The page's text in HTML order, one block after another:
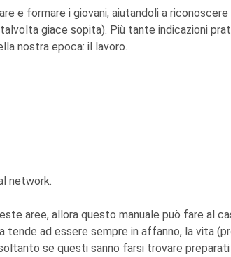
e formare i giovani, aiutandoli a
giace sopita). Più tante indicazioni
nostra epoca: il lavoro.
network.
aree, allora questo manuale può fare al
tende ad essere sempre in affanno, la vita
se questi sanno farsi trovare